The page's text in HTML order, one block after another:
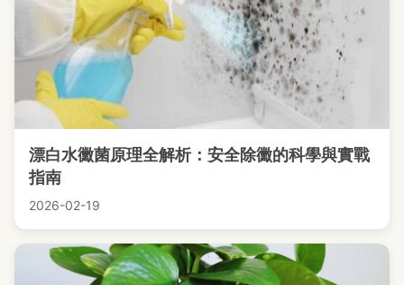
漂白水黴菌原理全解析：安全除黴的科學與實戰
指南
2026-02-19